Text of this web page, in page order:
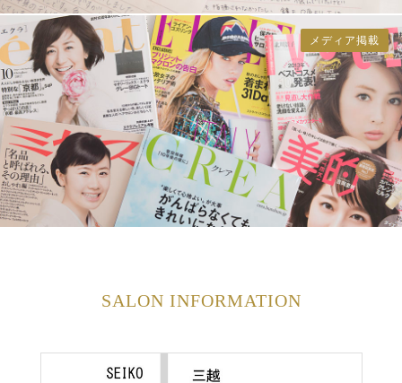
メディア掲載
SALON INFORMATION